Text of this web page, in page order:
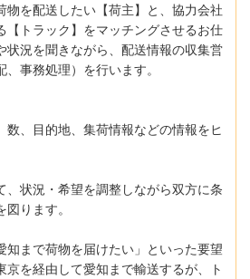
物を配送したい【荷主】と、協力会社
【トラック】をマッチングさせるお仕
状況を聞きながら、配送情報の収集営
事務処理）を行います。
数、目的地、集荷情報などの情報をヒ
、状況・希望を調整しながら双方に条
ります。
知まで荷物を届けたい」といった要望
京を経由して愛知まで輸送するが、ト